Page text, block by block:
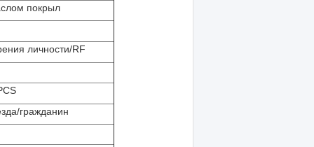
покрыл
личности/RF
гражданин